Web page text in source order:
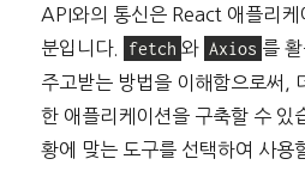
API와의 통신은 React 애플리케
분입니다.
fetch 와 Axios 를
주고받는 방법을 이해함으로써,
한 애플리케이션을 구축할 수 있
황에 맞는 도구를 선택하여 사용